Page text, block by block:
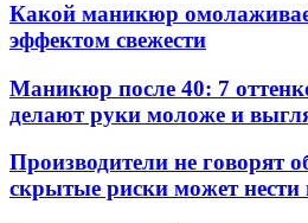
Какой маникюр
эффектом свежести
Маникюр после 40: 7
делают руки моложе и
Производители не говорят
скрытые риски может нести